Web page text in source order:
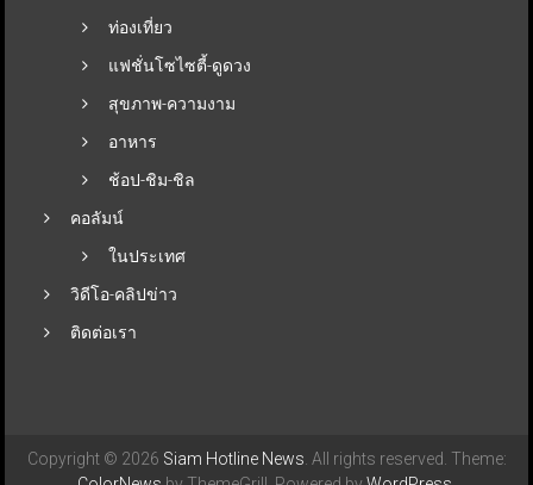
ท่องเที่ยว
แฟชั่นโซไซตี้-ดูดวง
สุขภาพ-ความงาม
อาหาร
ช้อป-ชิม-ชิล
คอลัมน์
ในประเทศ
วิดีโอ-คลิปข่าว
ติดต่อเรา
Copyright © 2026 Siam Hotline News . All rights reserved. Theme: